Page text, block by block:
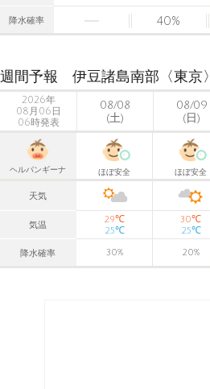
降水確率 40%
週間予報 伊豆諸島南部〈東京〉
2026年
08月06日
06時発表
08/08
(土)
08/09
(日)
ヘルパンギーナ ほぼ安全 ほぼ安全
天気
気温
29℃
25℃
30℃
25℃
降水確率 30% 20%